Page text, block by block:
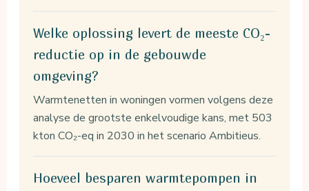
Welke oplossing levert de meeste CO₂-
reductie op in de gebouwde
omgeving?
Warmtenetten in woningen vormen volgens deze
analyse de grootste enkelvoudige kans, met 503
kton CO₂-eq in 2030 in het scenario Ambitieus.
Hoeveel besparen warmtepompen in